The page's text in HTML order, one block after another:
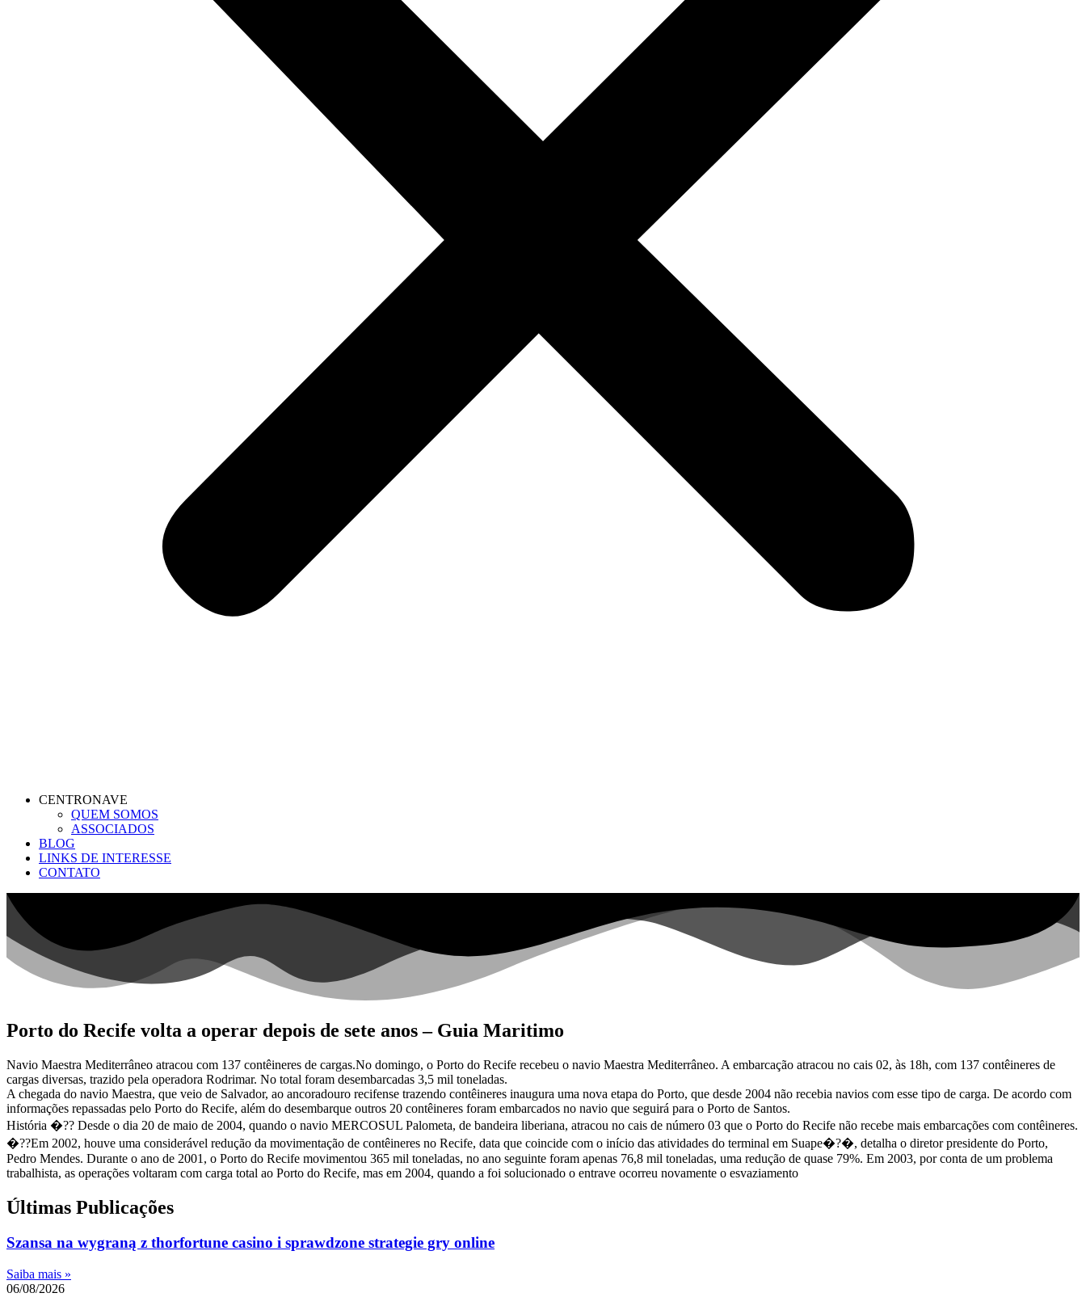
CENTRONAVE
QUEM SOMOS
ASSOCIADOS
BLOG
LINKS DE INTERESSE
CONTATO
Porto do Recife volta a operar depois de sete anos – Guia Maritimo
Navio Maestra Mediterrâneo atracou com 137 contêineres de cargas.No domingo, o Porto do Recife recebeu o navio Maestra Mediterrâneo. A embarcação atracou no cais 02, às 18h, com 137 contêineres de
cargas diversas, trazido pela operadora Rodrimar. No total foram desembarcadas 3,5 mil toneladas.
A chegada do navio Maestra, que veio de Salvador, ao ancoradouro recifense trazendo contêineres inaugura uma nova etapa do Porto, que desde 2004 não recebia navios com esse tipo de carga. De acordo com
informações repassadas pelo Porto do Recife, além do desembarque outros 20 contêineres foram embarcados no navio que seguirá para o Porto de Santos.
História �?? Desde o dia 20 de maio de 2004, quando o navio MERCOSUL Palometa, de bandeira liberiana, atracou no cais de número 03 que o Porto do Recife não recebe mais embarcações com contêineres.
�??Em 2002, houve uma considerável redução da movimentação de contêineres no Recife, data que coincide com o início das atividades do terminal em Suape�?�, detalha o diretor presidente do Porto,
Pedro Mendes. Durante o ano de 2001, o Porto do Recife movimentou 365 mil toneladas, no ano seguinte foram apenas 76,8 mil toneladas, uma redução de quase 79%. Em 2003, por conta de um problema
trabalhista, as operações voltaram com carga total ao Porto do Recife, mas em 2004, quando a foi solucionado o entrave ocorreu novamente o esvaziamento
Últimas Publicações
Szansa na wygraną z thorfortune casino i sprawdzone strategie gry online
Saiba mais »
06/08/2026